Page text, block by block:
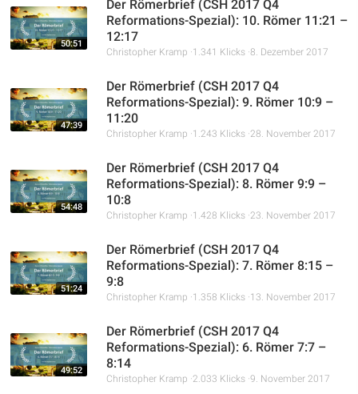
50:51
Der Römerbrief (CSH 2017 Q4
Reformations-Spezial): 10. Römer 11:21 –
12:17
Christopher Kramp 1.341 Klicks 8. Dezember 2017
47:39
Der Römerbrief (CSH 2017 Q4
Reformations-Spezial): 9. Römer 10:9 –
11:20
Christopher Kramp 1.243 Klicks 28. November 2017
54:48
Der Römerbrief (CSH 2017 Q4
Reformations-Spezial): 8. Römer 9:9 –
10:8
Christopher Kramp 1.428 Klicks 23. November 2017
51:24
Der Römerbrief (CSH 2017 Q4
Reformations-Spezial): 7. Römer 8:15 –
9:8
Christopher Kramp 1.358 Klicks 13. November 2017
49:52
Der Römerbrief (CSH 2017 Q4
Reformations-Spezial): 6. Römer 7:7 –
8:14
Christopher Kramp 2.033 Klicks 9. November 2017